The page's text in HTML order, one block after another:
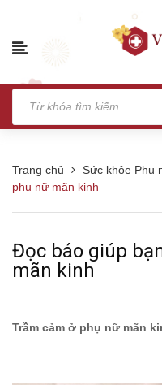
Trang chủ Sức khỏe Phụ
phụ nữ mãn kinh
Đọc báo giúp
mãn kinh
Trầm cảm ở phụ nữ mãn